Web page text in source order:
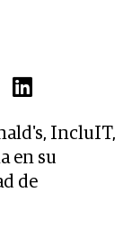
IncluIT,
en su
de